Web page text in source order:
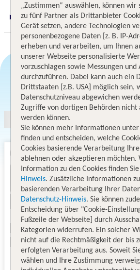
Digitaler und telefonischer 24/
„Zustimmen“ auswählen, können wir
zu fünf Partner als Drittanbieter
Gerät setzen, andere Technologien
personenbezogene Daten [z. B. IP-
erheben und verarbeiten, um Ihnen
unserer Webseite personalisierte
vorzuschlagen sowie Messungen und
durchzuführen. Dabei kann auch ein
Drittstaaten [z.B. USA] möglich sein,
Datenschutzniveau abgewichen
Zugriffe von dortigen Behörden nicht
werden können.
Sie können mehr Informationen
finden und entscheiden, welche
Cookies basierende Verarbeitung
ablehnen oder akzeptieren möchten.
Information zu den Cookies finden
Hinweis. Zusätzliche Informationen
basierenden Verarbeitung Ihrer
Datenschutz-Hinweis. Sie können
Entscheidung über "Cookie-
Fußzeile der Webseite] durch
Kategorien widerrufen. Ein solcher
nicht auf die Rechtmäßigkeit der bis
erfolgten Verarbeitung aus. Soweit
wählen und Ihre Zustimmung